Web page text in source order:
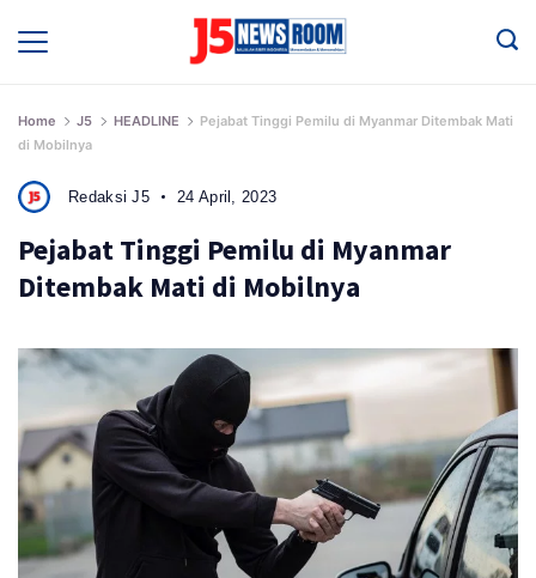
Home J5 HEADLINE
Pejabat Tinggi Pemilu di Myanmar Ditembak Mati
di Mobilnya
Redaksi J5 24 April, 2023
Pejabat Tinggi Pemilu di Myanmar
Ditembak Mati di Mobilnya